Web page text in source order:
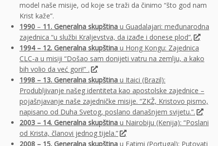
model naše misije, od koje se traži da činimo “što god nam
Krist kaže”.
1990 – 11. Generalna skupština u Guadalajari: međunarodna
zajednica “u službi Kraljevstva, da izađe i donese plod”.
1994 – 12. Generalna skupština u Hong Kongu: Zajednica
CLC-a u misiji “Došao sam donijeti vatru na zemlju, a kako
bih volio da već gori!” .
1998 – 13. Generalna skupština u Itaici (Brazil):
Produbljivanje našeg identiteta kao apostolske zajednice –
pojašnjavanje naše zajedničke misije. “ZKŽ, Kristovo pismo,
napisano od Duha Svetog, poslano današnjem svijetu.”.
2003 – 14. Generalna skupština u Nairobiju (Kenija): “Poslani
od Krista, članovi jednog tijela.”
2008 – 15. Generalna skupština u Fatimi (Portugal): Putovati